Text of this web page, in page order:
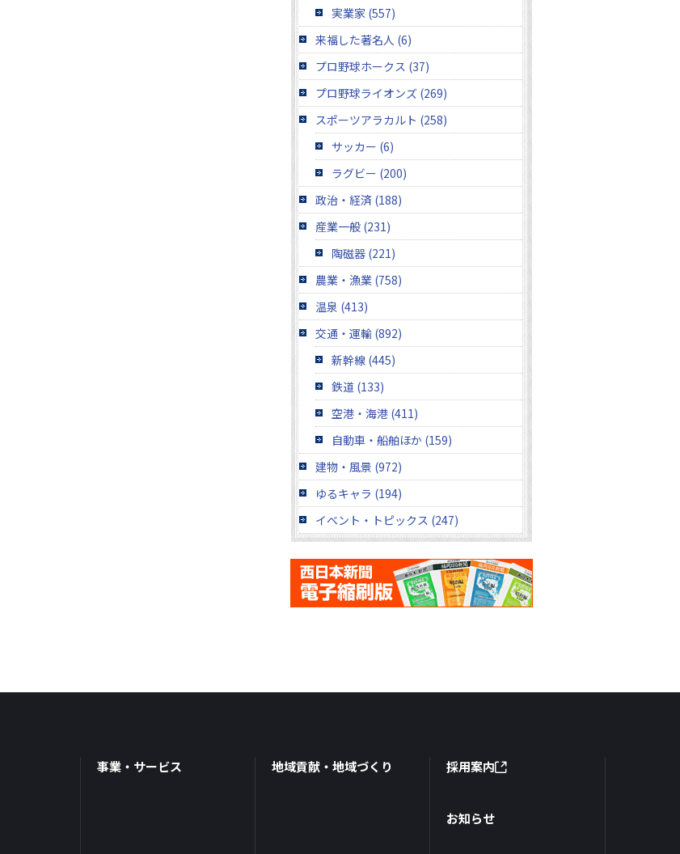
実業家 (557)
来福した著名人 (6)
プロ野球ホークス (37)
プロ野球ライオンズ (269)
スポーツアラカルト (258)
サッカー (6)
ラグビー (200)
政治・経済 (188)
産業一般 (231)
陶磁器 (221)
農業・漁業 (758)
温泉 (413)
交通・運輸 (892)
新幹線 (445)
鉄道 (133)
空港・海港 (411)
自動車・船舶ほか (159)
建物・風景 (972)
ゆるキャラ (194)
イベント・トピックス (247)
事業・サービス 地域貢献・地域づくり 採用案内
お知らせ